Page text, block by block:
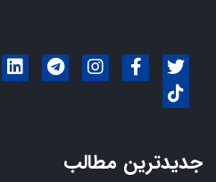
جدیدترین مطالب